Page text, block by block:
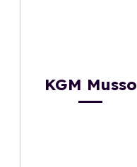
KGM Musso